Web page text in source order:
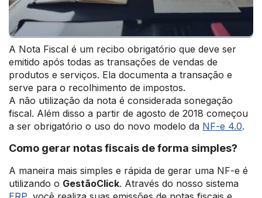
A Nota Fiscal é um recibo obrigatório que deve ser
emitido após todas as transações de vendas de
produtos e serviços. Ela documenta a transação e
serve para o recolhimento de impostos.
A não utilização da nota é considerada sonegação
fiscal. Além disso a partir de agosto de 2018 começou
a ser obrigatório o uso do novo modelo da NF-e 4.0.
Como gerar notas fiscais de forma simples?
A maneira mais simples e rápida de gerar uma NF-e é
utilizando o GestãoClick. Através do nosso sistema